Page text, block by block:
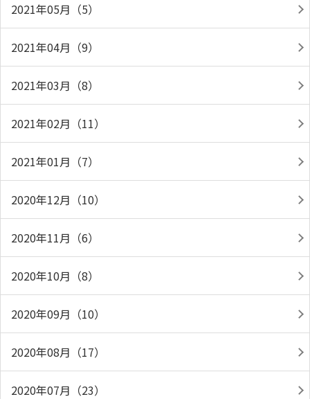
2021年05月（5）
2021年04月（9）
2021年03月（8）
2021年02月（11）
2021年01月（7）
2020年12月（10）
2020年11月（6）
2020年10月（8）
2020年09月（10）
2020年08月（17）
2020年07月（23）